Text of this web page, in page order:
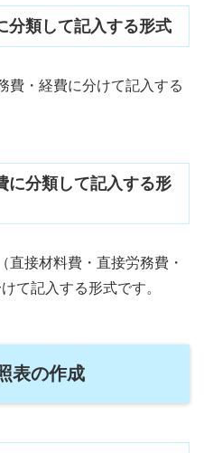
分類して記入する形式
費・経費に分けて記入する
に分類して記入する形
直接材料費・直接労務費・
て記入する形式です。
表の作成